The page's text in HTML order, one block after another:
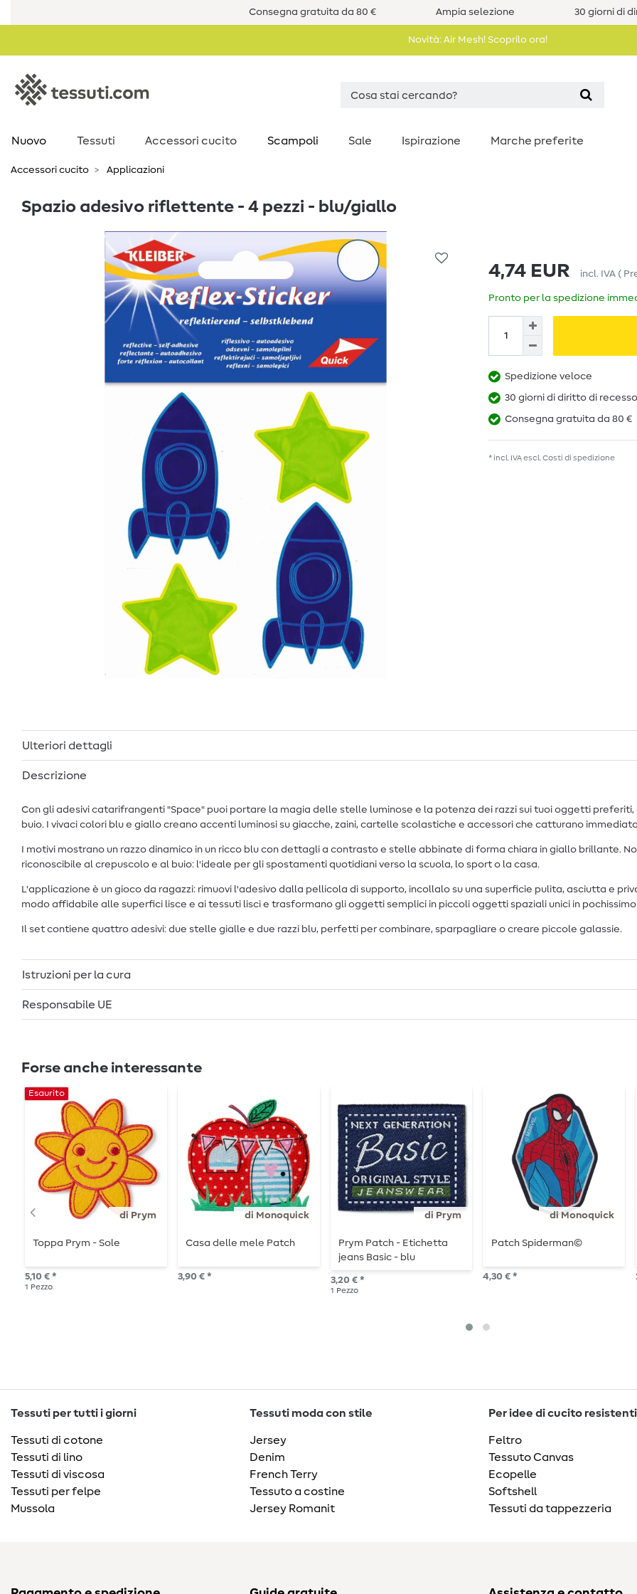
Consegna gratuita da 80 € Ampia selezione 30 giorni di
Novità: Air Mesh! Scoprilo ora!
Nuovo Tessuti Accessori cucito Scampoli Sale Ispirazione Marche preferite
Accessori cucito Applicazioni
Spazio adesivo riflettente - 4 pezzi - blu/giallo
4,74 EUR incl. IVA (
Pronto per la spedizione
Spedizione veloce
30 giorni di diritto di recesso
Consegna gratuita da 80 €
* incl. IVA escl. Costi di spedizione
Ulteriori dettagli
Descrizione
Con gli adesivi catarifrangenti "Space" puoi portare la magia delle stelle luminose e la potenza dei razzi sui tuoi oggetti
buio. I vivaci colori blu e giallo creano accenti luminosi su giacche, zaini, cartelle scolastiche e accessori che catturano
I motivi mostrano un razzo dinamico in un ricco blu con dettagli a contrasto e stelle abbinate di forma chiara in giallo brillante.
riconoscibile al crepuscolo e al buio: l'ideale per gli spostamenti quotidiani verso la scuola, lo sport o la casa.
L'applicazione è un gioco da ragazzi: rimuovi l'adesivo dalla pellicola di supporto, incollalo su una superficie pulita, asciutta e
modo affidabile alle superfici lisce e ai tessuti lisci e trasformano gli oggetti semplici in piccoli oggetti spaziali unici in
Il set contiene quattro adesivi: due stelle gialle e due razzi blu, perfetti per combinare, sparpagliare o creare piccole galassie.
Istruzioni per la cura
Responsabile UE
Forse anche interessante
di Prym
Esaurito
Toppa Prym - Sole
5,10 € *
1 Pezzo
di Monoquick
Casa delle mele Patch
3,90 € *
di Prym
Prym Patch - Etichetta
jeans Basic - blu
3,20 € *
1 Pezzo
di Monoquick
Patch Spiderman©
4,30 € *
Tessuti per tutti i giorni
Tessuti di cotone
Tessuti di lino
Tessuti di viscosa
Tessuti per felpe
Mussola
Tessuti moda con stile
Jersey
Denim
French Terry
Tessuto a costine
Jersey Romanit
Per idee di cucito resistenti
Feltro
Tessuto Canvas
Ecopelle
Softshell
Tessuti da tappezzeria